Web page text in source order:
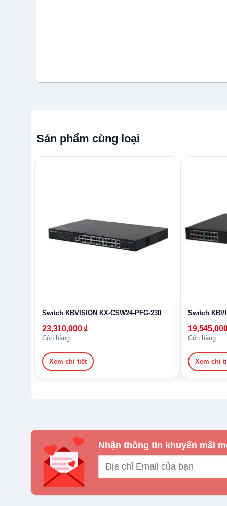
Sản phẩm cùng loại
Switch KBVISION KX-CSW24-PFG-230
23,310,000 ₫
Còn hàng
Xem chi tiết
Switch
Còn hàng
Xem chi
Nhận thông tin khuyến mãi